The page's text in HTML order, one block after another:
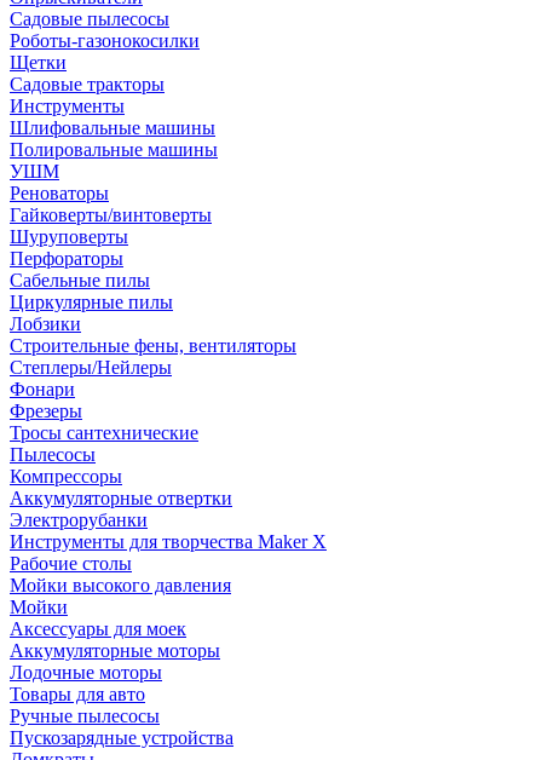
Садовые пылесосы
Роботы-газонокосилки
Щетки
Садовые тракторы
Инструменты
Шлифовальные машины
Полировальные машины
УШМ
Реноваторы
Гайковерты/винтоверты
Шуруповерты
Перфораторы
Сабельные пилы
Циркулярные пилы
Лобзики
Строительные фены, вентиляторы
Степлеры/Нейлеры
Фонари
Фрезеры
Тросы сантехнические
Пылесосы
Компрессоры
Аккумуляторные отвертки
Электрорубанки
Инструменты для творчества Maker X
Рабочие столы
Мойки высокого давления
Мойки
Аксессуары для моек
Аккумуляторные моторы
Лодочные моторы
Товары для авто
Ручные пылесосы
Пускозарядные устройства